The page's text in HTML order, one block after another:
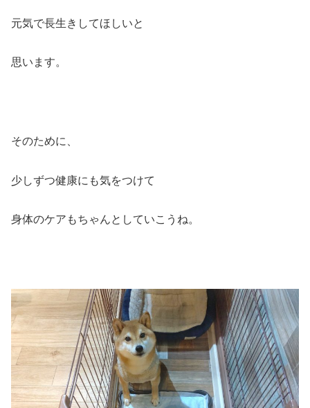
元気で長生きしてほしいと
思います。
そのために、
少しずつ健康にも気をつけて
身体のケアもちゃんとしていこうね。